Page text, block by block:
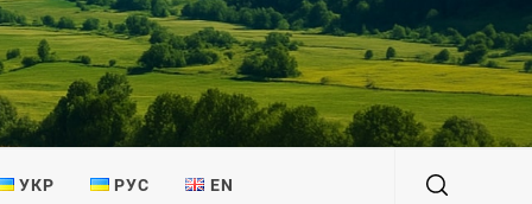
УКР РУС EN